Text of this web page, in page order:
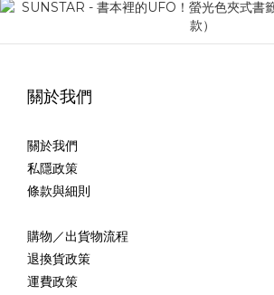
關於我們
關於我們
私隱政策
條款與細則
購物／出貨物流程
退換貨政策
運費政策